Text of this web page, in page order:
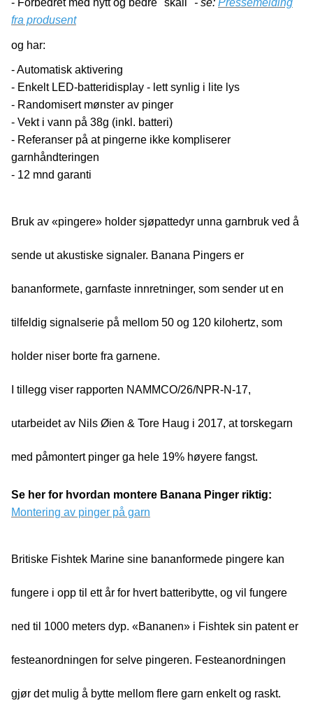
- Forbedret med nytt og bedre "skall" - se: Pressemelding
fra produsent
og har:
- Automatisk aktivering
- Enkelt LED-batteridisplay - lett synlig i lite lys
- Randomisert mønster av pinger
- Vekt i vann på 38g (inkl. batteri)
- Referanser på at pingerne ikke kompliserer
garnhåndteringen
- 12 mnd garanti
Bruk av «pingere» holder sjøpattedyr unna garnbruk ved å
sende ut akustiske signaler. Banana Pingers er
bananformete, garnfaste innretninger, som sender ut en
tilfeldig signalserie på mellom 50 og 120 kilohertz, som
holder niser borte fra garnene.
I tillegg viser rapporten NAMMCO/26/NPR-N-17,
utarbeidet av Nils Øien & Tore Haug i 2017, at torskegarn
med påmontert pinger ga hele 19% høyere fangst.
Se her for hvordan montere Banana Pinger riktig:
Montering av pinger på garn
Britiske Fishtek Marine sine bananformede pingere kan
fungere i opp til ett år for hvert batteribytte, og vil fungere
ned til 1000 meters dyp. «Bananen» i Fishtek sin patent er
festeanordningen for selve pingeren. Festeanordningen
gjør det mulig å bytte mellom flere garn enkelt og raskt.